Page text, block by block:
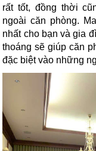
rất tốt, đồng thời
ngoài căn phòng.
nhất cho bạn và gia
thoáng sẽ giúp căn
đặc biệt vào những